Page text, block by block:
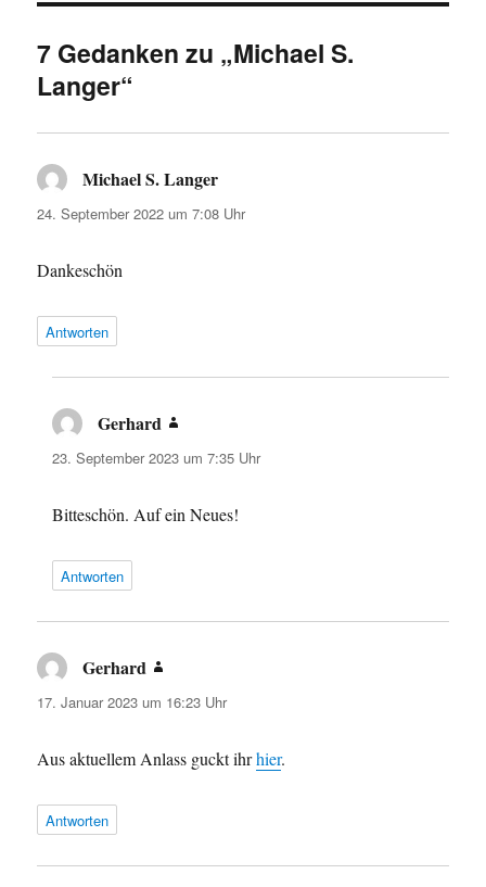
7 Gedanken zu „Michael S.
Langer“
Michael S. Langer
24. September 2022 um 7:08 Uhr
Dankeschön
Antworten
Gerhard
23. September 2023 um 7:35 Uhr
Bitteschön. Auf ein Neues!
Antworten
Gerhard
17. Januar 2023 um 16:23 Uhr
Aus aktuellem Anlass guckt ihrhier.
Antworten